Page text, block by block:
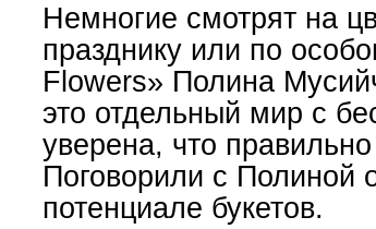
Немногие смотрят на
празднику или по
Flowers» Полина
это отдельный мир с
уверена, что
Поговорили с Полиной
потенциале букетов.